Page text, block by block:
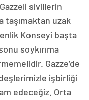
sivillerin
taşımaktan uzak
Konseyi başta
soykırıma
Gazze’de
işbirliği
edeceğiz. Orta